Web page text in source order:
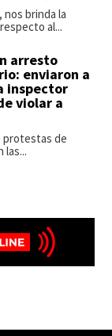
nos brinda la
al...
arresto
enviaron a
inspector
violar a
protestas de
las...